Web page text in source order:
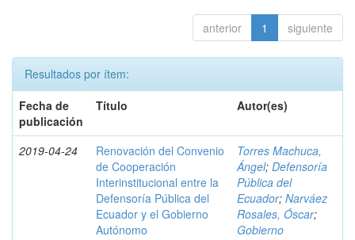
anterior 1 siguiente
Resultados por ítem:
Fecha de
publicación
Título Autor(es)
2019-04-24
Renovación del Convenio
de Cooperación
Interinstitucional entre la
Defensoría Pública del
Ecuador y el Gobierno
Autónomo
Torres Machuca,
Ángel; Defensoría
Pública del
Ecuador; Narváez
Rosales, Óscar;
Gobierno